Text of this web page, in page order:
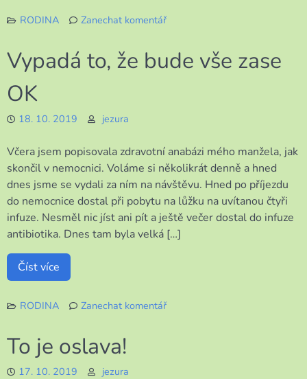
RODINA
Zanechat komentář
mi
Vypadá to, že bude vše zase
OK
18. 10. 2019 jezura
Včera jsem popisovala zdravotní anabázi mého manžela, jak
skončil v nemocnici. Voláme si několikrát denně a hned
dnes jsme se vydali za ním na návštěvu. Hned po příjezdu
do nemocnice dostal při pobytu na lůžku na uvítanou čtyři
infuze. Nesměl nic jíst ani pít a ještě večer dostal do infuze
antibiotika. Dnes tam byla velká […]
Číst více
RODINA
Zanechat komentář
To je oslava!
17. 10. 2019 jezura